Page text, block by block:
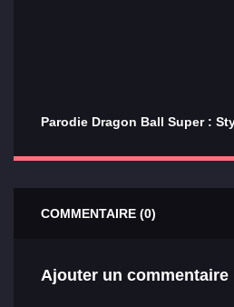
Parodie Dragon Ball Super :
COMMENTAIRE (0)
Ajouter un commentaire